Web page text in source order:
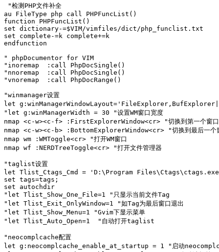
"检测PHP文件补全
au FileType php call PHPFuncList()
function PHPFuncList()
set dictionary-=$VIM/vimfiles/dict/php_funclist.txt
set complete-=k complete+=k
endfunction
" phpDocumentor for VIM
"inoremap  :call PhpDocSingle()
"nnoremap  :call PhpDocSingle()
"vnoremap  :call PhpDocRange()
"winmanager设置
let
"let g:winManagerWidth = 30 "设置WM窗口宽度
nmap <c-w><c-f> :FirstExplorerWindow<cr> "切换到第一个窗口
nmap <c-w><c-b> :BottomExplorerWindow<cr> "切换到最后一个
nmap wm :WMToggle<cr> "打开WM窗口
nmap wf :NERDTreeToggle<cr> "打开文件管理器
"taglist设置
let Tlist_Ctags_Cmd = 'D:\Program
set tags=tags;
set autochdir
"let Tlist_Show_One_File=1 "只显示当前文件Tag
"let Tlist_Exit_OnlyWindow=1 "如Tag为最后窗口退出
"let Tlist_Show_Menu=1 "Gvim下显示菜单
"let Tlist_Auto_Open=1  "自动打开taglist
"neocomplcache配置
let g:neocomplcache_enable_at_startup = 1 "启动